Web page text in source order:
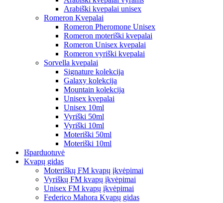
Arabiški kvepalai unisex
Romeron Kvepalai
Romeron Pheromone Unisex
Romeron moteriški kvepalai
Romeron Unisex kvepalai
Romeron vyriški kvepalai
Sorvella kvepalai
Signature kolekcija
Galaxy kolekcija
Mountain kolekcija
Unisex kvepalai
Unisex 10ml
Vyriški 50ml
Vyriški 10ml
Moteriški 50ml
Moteriški 10ml
Išparduotuvė
Kvapų gidas
Moteriškų FM kvapų įkvėpimai
Vyriškų FM kvapų įkvėpimai
Unisex FM kvapų įkvėpimai
Federico Mahora Kvapų gidas